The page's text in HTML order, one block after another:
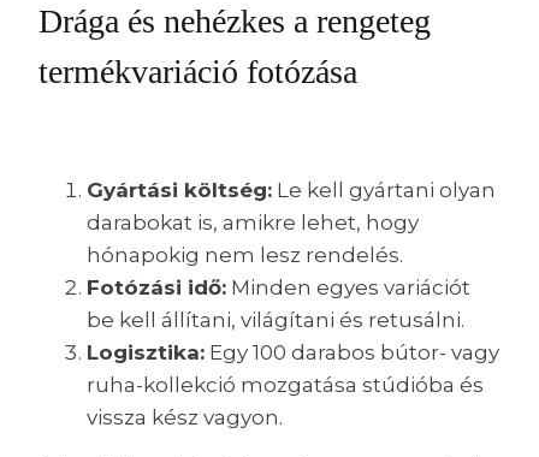
Drága és nehézkes a rengeteg
termékvariáció fotózása
Gyártási költség: Le kell gyártani olyan
darabokat is, amikre lehet, hogy
hónapokig nem lesz rendelés.
Fotózási idő: Minden egyes variációt
be kell állítani, világítani és retusálni.
Logisztika: Egy 100 darabos bútor- vagy
ruha-kollekció mozgatása stúdióba és
vissza kész vagyon.